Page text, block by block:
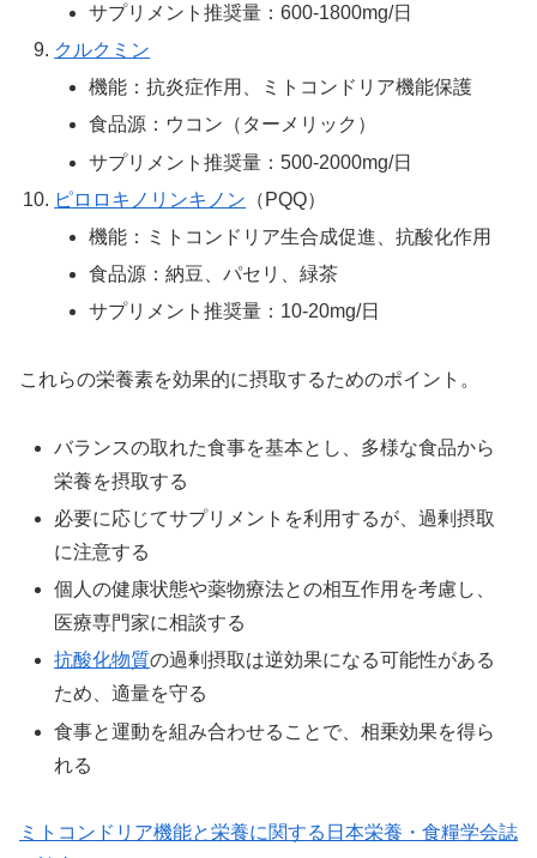
サプリメント推奨量：600-1800mg/日
クルクミン
機能：抗炎症作用、ミトコンドリア機能保護
食品源：ウコン（ターメリック）
サプリメント推奨量：500-2000mg/日
ピロロキノリンキノン （PQQ）
機能：ミトコンドリア生合成促進、抗酸化作用
食品源：納豆、パセリ、緑茶
サプリメント推奨量：10-20mg/日
これらの栄養素を効果的に摂取するためのポイント。
バランスの取れた食事を基本とし、多様な食品から
栄養を摂取する
必要に応じてサプリメントを利用するが、過剰摂取
に注意する
個人の健康状態や薬物療法との相互作用を考慮し、
医療専門家に相談する
抗酸化物質の過剰摂取は逆効果になる可能性がある
ため、適量を守る
食事と運動を組み合わせることで、相乗効果を得ら
れる
ミトコンドリア機能と栄養に関する日本栄養・食糧学会誌